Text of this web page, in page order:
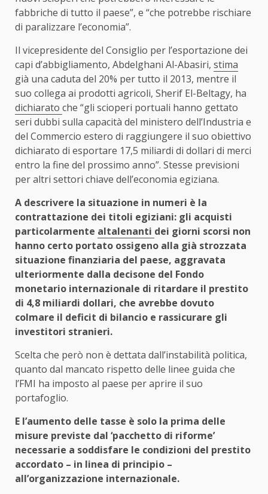
fabbriche di tutto il paese”, e “che potrebbe rischiare
di paralizzare l’economia”.
Il vicepresidente del Consiglio per l’esportazione dei
capi d’abbigliamento, Abdelghani Al-Abasiri, stima
già una caduta del 20% per tutto il 2013, mentre il
suo collega ai prodotti agricoli, Sherif El-Beltagy, ha
dichiarato che “gli scioperi portuali hanno gettato
seri dubbi sulla capacità del ministero dell’Industria e
del Commercio estero di raggiungere il suo obiettivo
dichiarato di esportare 17,5 miliardi di dollari di merci
entro la fine del prossimo anno”. Stesse previsioni
per altri settori chiave dell’economia egiziana.
A descrivere la situazione in numeri è la
contrattazione dei titoli egiziani: gli acquisti
particolarmente altalenanti dei giorni scorsi non
hanno certo portato ossigeno alla già strozzata
situazione finanziaria del paese, aggravata
ulteriormente dalla decisone del Fondo
monetario internazionale di ritardare il prestito
di 4,8 miliardi dollari, che avrebbe dovuto
colmare il deficit di bilancio e rassicurare gli
investitori stranieri.
Scelta che però non è dettata dall’instabilità politica,
quanto dal mancato rispetto delle linee guida che
l’FMI ha imposto al paese per aprire il suo
portafoglio.
E l’aumento delle tasse è solo la prima delle
misure previste dal ‘pacchetto di riforme’
necessarie a soddisfare le condizioni del prestito
accordato – in linea di principio –
all’organizzazione internazionale.